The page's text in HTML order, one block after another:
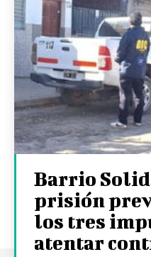
Barrio
prisión
los tres
atentar